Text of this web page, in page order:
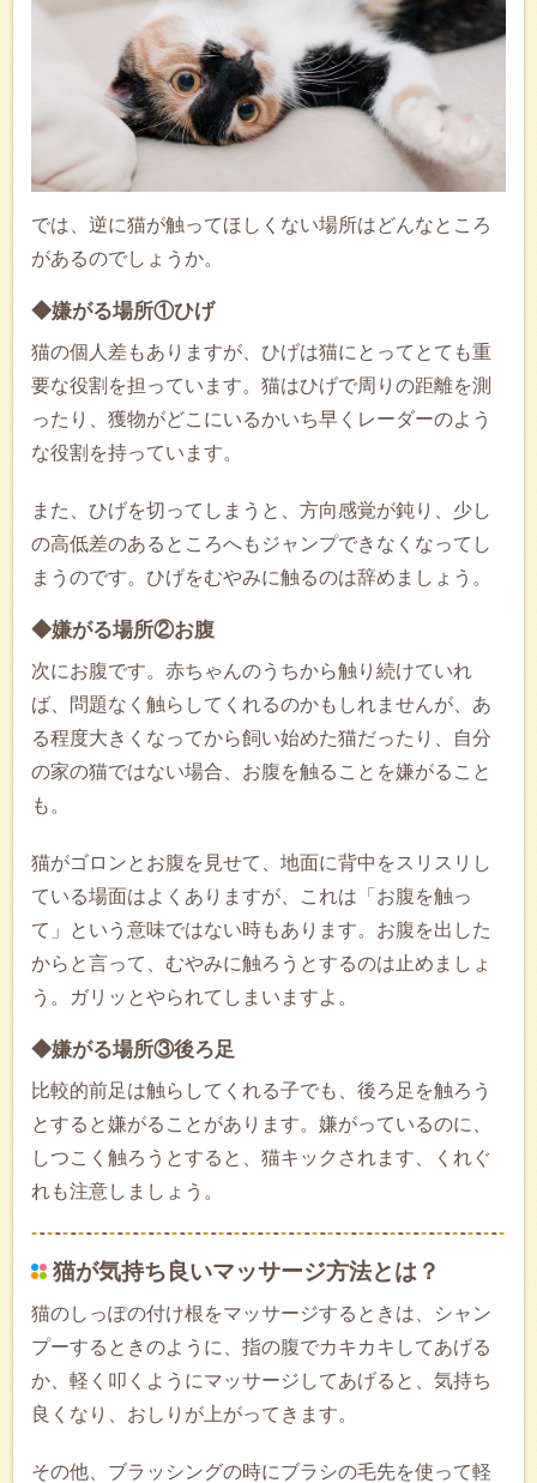
では、逆に猫が触ってほしくない場所はどんなところ
があるのでしょうか。
◆嫌がる場所①ひげ
猫の個人差もありますが、ひげは猫にとってとても重
要な役割を担っています。猫はひげで周りの距離を測
ったり、獲物がどこにいるかいち早くレーダーのよう
な役割を持っています。
また、ひげを切ってしまうと、方向感覚が鈍り、少し
の高低差のあるところへもジャンプできなくなってし
まうのです。ひげをむやみに触るのは辞めましょう。
◆嫌がる場所②お腹
次にお腹です。赤ちゃんのうちから触り続けていれ
ば、問題なく触らしてくれるのかもしれませんが、あ
る程度大きくなってから飼い始めた猫だったり、自分
の家の猫ではない場合、お腹を触ることを嫌がること
も。
猫がゴロンとお腹を見せて、地面に背中をスリスリし
ている場面はよくありますが、これは「お腹を触っ
て」という意味ではない時もあります。お腹を出した
からと言って、むやみに触ろうとするのは止めましょ
う。ガリッとやられてしまいますよ。
◆嫌がる場所③後ろ足
比較的前足は触らしてくれる子でも、後ろ足を触ろう
とすると嫌がることがあります。嫌がっているのに、
しつこく触ろうとすると、猫キックされます、くれぐ
れも注意しましょう。
猫が気持ち良いマッサージ方法とは？
猫のしっぽの付け根をマッサージするときは、シャン
プーするときのように、指の腹でカキカキしてあげる
か、軽く叩くようにマッサージしてあげると、気持ち
良くなり、おしりが上がってきます。
その他、ブラッシングの時にブラシの毛先を使って軽